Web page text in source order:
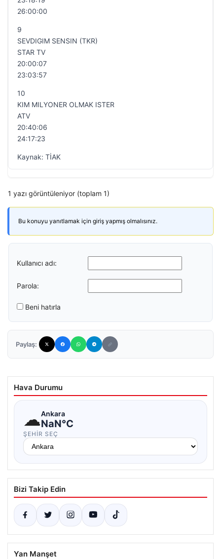
26:00:00
9
SEVDIGIM SENSIN (TKR)
STAR TV
20:00:07
23:03:57
10
KIM MILYONER OLMAK ISTER
ATV
20:40:06
24:17:23
Kaynak: TİAK
1 yazı görüntüleniyor (toplam 1)
Bu konuyu yanıtlamak için giriş yapmış olmalısınız.
Kullanıcı adı:
Parola:
Beni hatırla
Paylaş:
Hava Durumu
☁Ankara
NaN°C
ŞEHIR SEÇ
Bizi Takip Edin
Yan Manşet